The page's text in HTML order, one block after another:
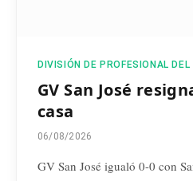
DIVISIÓN DE PROFESIONAL
GV San José
casa
06/08/2026
GV San José igualó 0-0 con